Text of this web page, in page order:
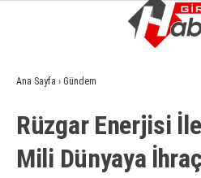
GÜNDEM
EKONOMI
Ana Sayfa › Gündem
Rüzgar Enerji̇si̇
Mi̇li̇ Dünyaya